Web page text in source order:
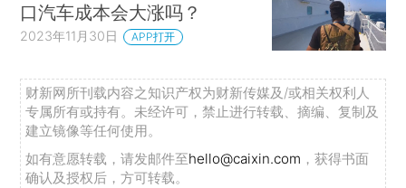
口汽车成本会大涨吗？
2023年11月30日 APP打开
财新网所刊载内容之知识产权为财新传媒及/或相关权利人
专属所有或持有。未经许可，禁止进行转载、摘编、复制及
建立镜像等任何使用。
如有意愿转载，请发邮件至hello@caixin.com ，获得书面
确认及授权后，方可转载。